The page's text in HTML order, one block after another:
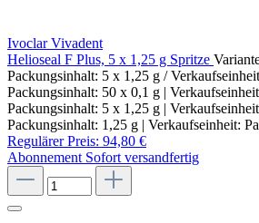
Ivoclar Vivadent
Helioseal F Plus, 5 x 1,25 g Spritze
Packungsinhalt: 5 x 1,25 g /
Packungsinhalt: 50 x 0,1 g |
Packungsinhalt: 5 x 1,25 g |
Packungsinhalt: 1,25 g | Verkaufseinheit:
Regulärer Preis: 94,80 €
Abonnement Sofort versandfertig